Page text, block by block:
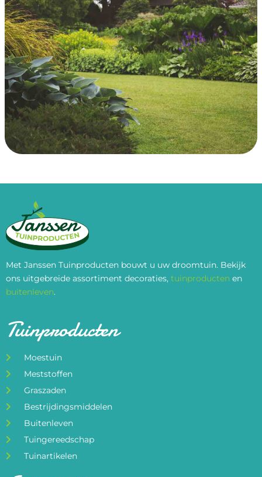
Met Janssen Tuinproducten bouwt u uw droomtuin. Bekijk
ons uitgebreide assortiment decoraties, tuinproducten en
buitenleven.
Tuinproducten
Moestuin
Meststoffen
Graszaden
Bestrijdingsmiddelen
Buitenleven
Tuingereedschap
Tuinartikelen